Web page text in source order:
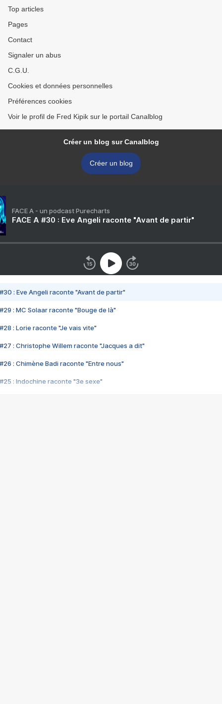
Top articles
Pages
Contact
Signaler un abus
C.G.U.
Cookies et données personnelles
Préférences cookies
Voir le profil de Fred Kipik sur le portail Canalblog
Créer un blog sur Canalblog
Créer un blog
FACE A - un podcast Purecharts
FACE A #30 : Eve Angeli raconte "Avant de partir"
#30 : Eve Angeli raconte "Avant de partir"
#29 : MC Solaar raconte "Bouge de là"
#28 : Lorie raconte "Je vais vite"
#27 : Christophe Willem raconte "Jacques a dit"
#26 : Chimène Badi raconte "Entre nous"
#25 : Indochine raconte "3e sexe"